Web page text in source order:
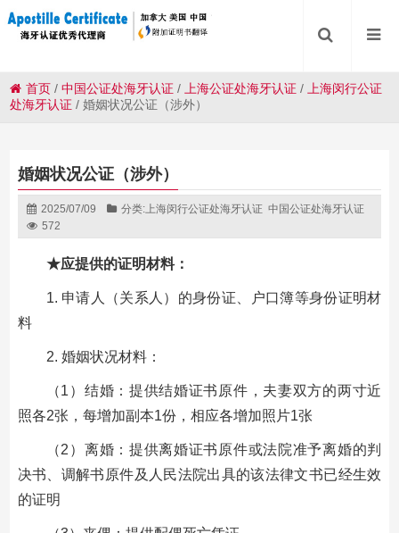
首页 /中国公证处海牙认证 / 上海公证处海牙认证 /
上海闵行公证
处海牙认证 /婚姻状况公证（涉外）
婚姻状况公证（涉外）
2025/07/09 分类:上海闵行公证处海牙认证 中国公证处海牙认证
572
★应提供的证明材料：
1. 申请人（关系人）的身份证、户口簿等身份证明材
料
2. 婚姻状况材料：
（1）结婚：提供结婚证书原件，夫妻双方的两寸近
照各2张，每增加副本1份，相应各增加照片1张
（2）离婚：提供离婚证书原件或法院准予离婚的判
决书、调解书原件及人民法院出具的该法律文书已经生效
的证明